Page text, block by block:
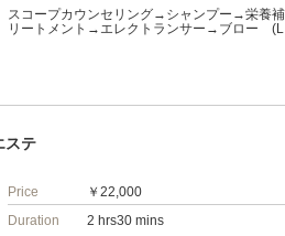
スコープカウンセリング→シャンプー→栄養
リートメント→エレクトランサー→ブロー (L
ステ
Price
￥22,000
Duration
2 hrs30 mins